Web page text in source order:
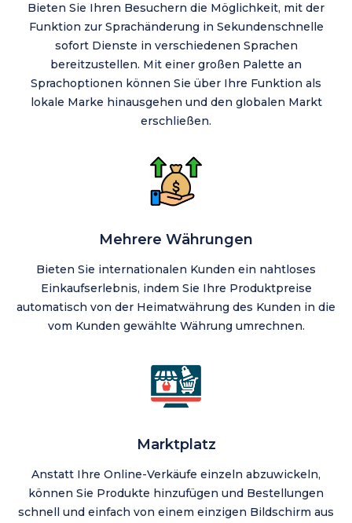
Bieten Sie Ihren Besuchern die Möglichkeit, mit der
Funktion zur Sprachänderung in Sekundenschnelle
sofort Dienste in verschiedenen Sprachen
bereitzustellen. Mit einer großen Palette an
Sprachoptionen können Sie über Ihre Funktion als
lokale Marke hinausgehen und den globalen Markt
erschließen.
Mehrere Währungen
Bieten Sie internationalen Kunden ein nahtloses
Einkaufserlebnis, indem Sie Ihre Produktpreise
automatisch von der Heimatwährung des Kunden in die
vom Kunden gewählte Währung umrechnen.
Marktplatz
Anstatt Ihre Online-Verkäufe einzeln abzuwickeln,
können Sie Produkte hinzufügen und Bestellungen
schnell und einfach von einem einzigen Bildschirm aus